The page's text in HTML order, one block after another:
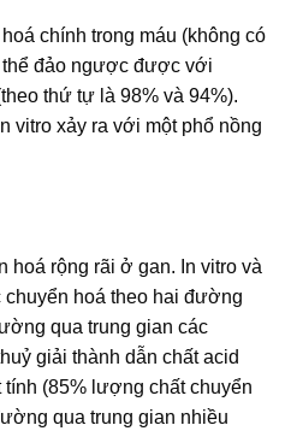
chính trong máu (không có
thể đảo ngược được với
thứ tự là 98% và 94%).
vitro xảy ra với một phổ nồng
hoá rộng rãi ở gan. In vitro và
hoá theo hai đường
qua trung gian các
giải thành dẫn chất acid
(85% lượng chất chuyển
qua trung gian nhiều